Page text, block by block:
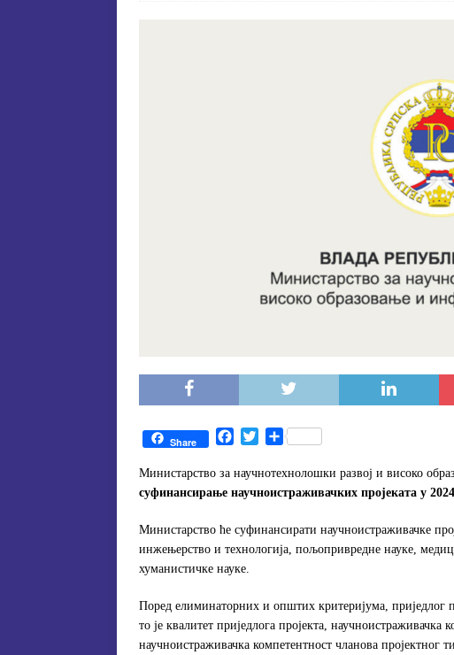
Share
c
e
o
i
t
e
S
a
r
Министарство за научнотехнолошки развој и високо
суфинансирање научноистраживачких пројеката у
Министарство ће суфинансирати научноистраживачке
инжењерство и технологија, пољопривредне науке,
хуманистичке науке.
Поред елиминаторних и општих критеријума, приједлог
то је квалитет приједлога пројекта, научноистраживачка
научноистраживачка компетентност чланова пројектног